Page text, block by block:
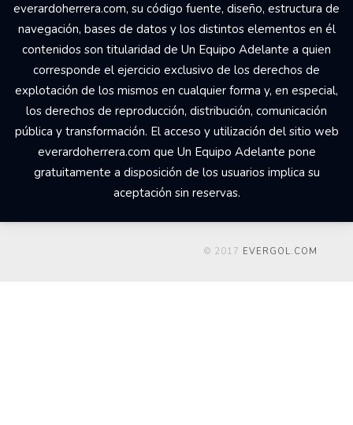
everardoherrera.com, su código fuente, diseño, estructura de
navegación, bases de datos y los distintos elementos en él
contenidos son titularidad de Un Equipo Adelante a quien
corresponde el ejercicio exclusivo de los derechos de
explotación de los mismos en cualquier forma y, en especial,
los derechos de reproducción, distribución, comunicación
pública y transformación. El acceso y utilización del sitio web
everardoherrera.com que Un Equipo Adelante pone
gratuitamente a disposición de los usuarios implica su
aceptación sin reservas.
© 2017 EVERGOL.COM